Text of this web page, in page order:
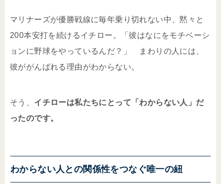
マリナーズが優勝戦線に毎年乗り切れない中、黙々と
200本安打を続けるイチロー。「彼はなにをモチベーシ
ョンに野球をやっているんだ？」 まわりの人には、
彼ががんばれる理由がわからない。
そう、 イチローは私たちにとって「わからない人」だ
ったのです。
わからない人との関係性をつなぐ唯一の紐